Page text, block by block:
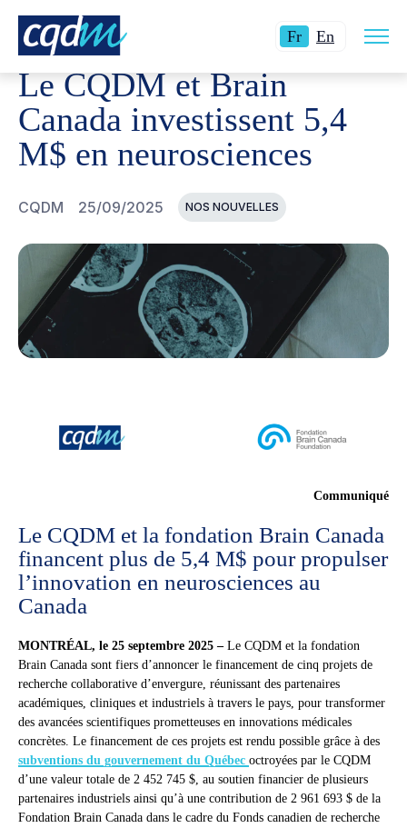
FrLangue
En Switchla
site
CQDM NOUVELLES ET ÉVÉNEMENTS LE CQDM ET
Le CQDM et Brain
Canada investissent 5,4
M$ en neurosciences
CQDM 25/09/2025 NOS NOUVELLES
Communiqué
Le CQDM et la fondation Brain Canada
financent plus de 5,4 M$ pour propulser
l’innovation en neurosciences au
Canada
MONTRÉAL, le 25 septembre 2025 – Le CQDM et la fondation
Brain Canada sont fiers d’annoncer le financement de cinq projets de
recherche collaborative d’envergure, réunissant des partenaires
académiques, cliniques et industriels à travers le pays, pour transformer
des avancées scientifiques prometteuses en innovations médicales
concrètes. Le financement de ces projets est rendu possible grâce à des
subventions du gouvernement du Québec octroyées par le CQDM
d’une valeur totale de 2 452 745 $, au soutien financier de plusieurs
partenaires industriels ainsi qu’à une contribution de 2 961 693 $ de la
Fondation Brain Canada dans le cadre du Fonds canadien de recherche